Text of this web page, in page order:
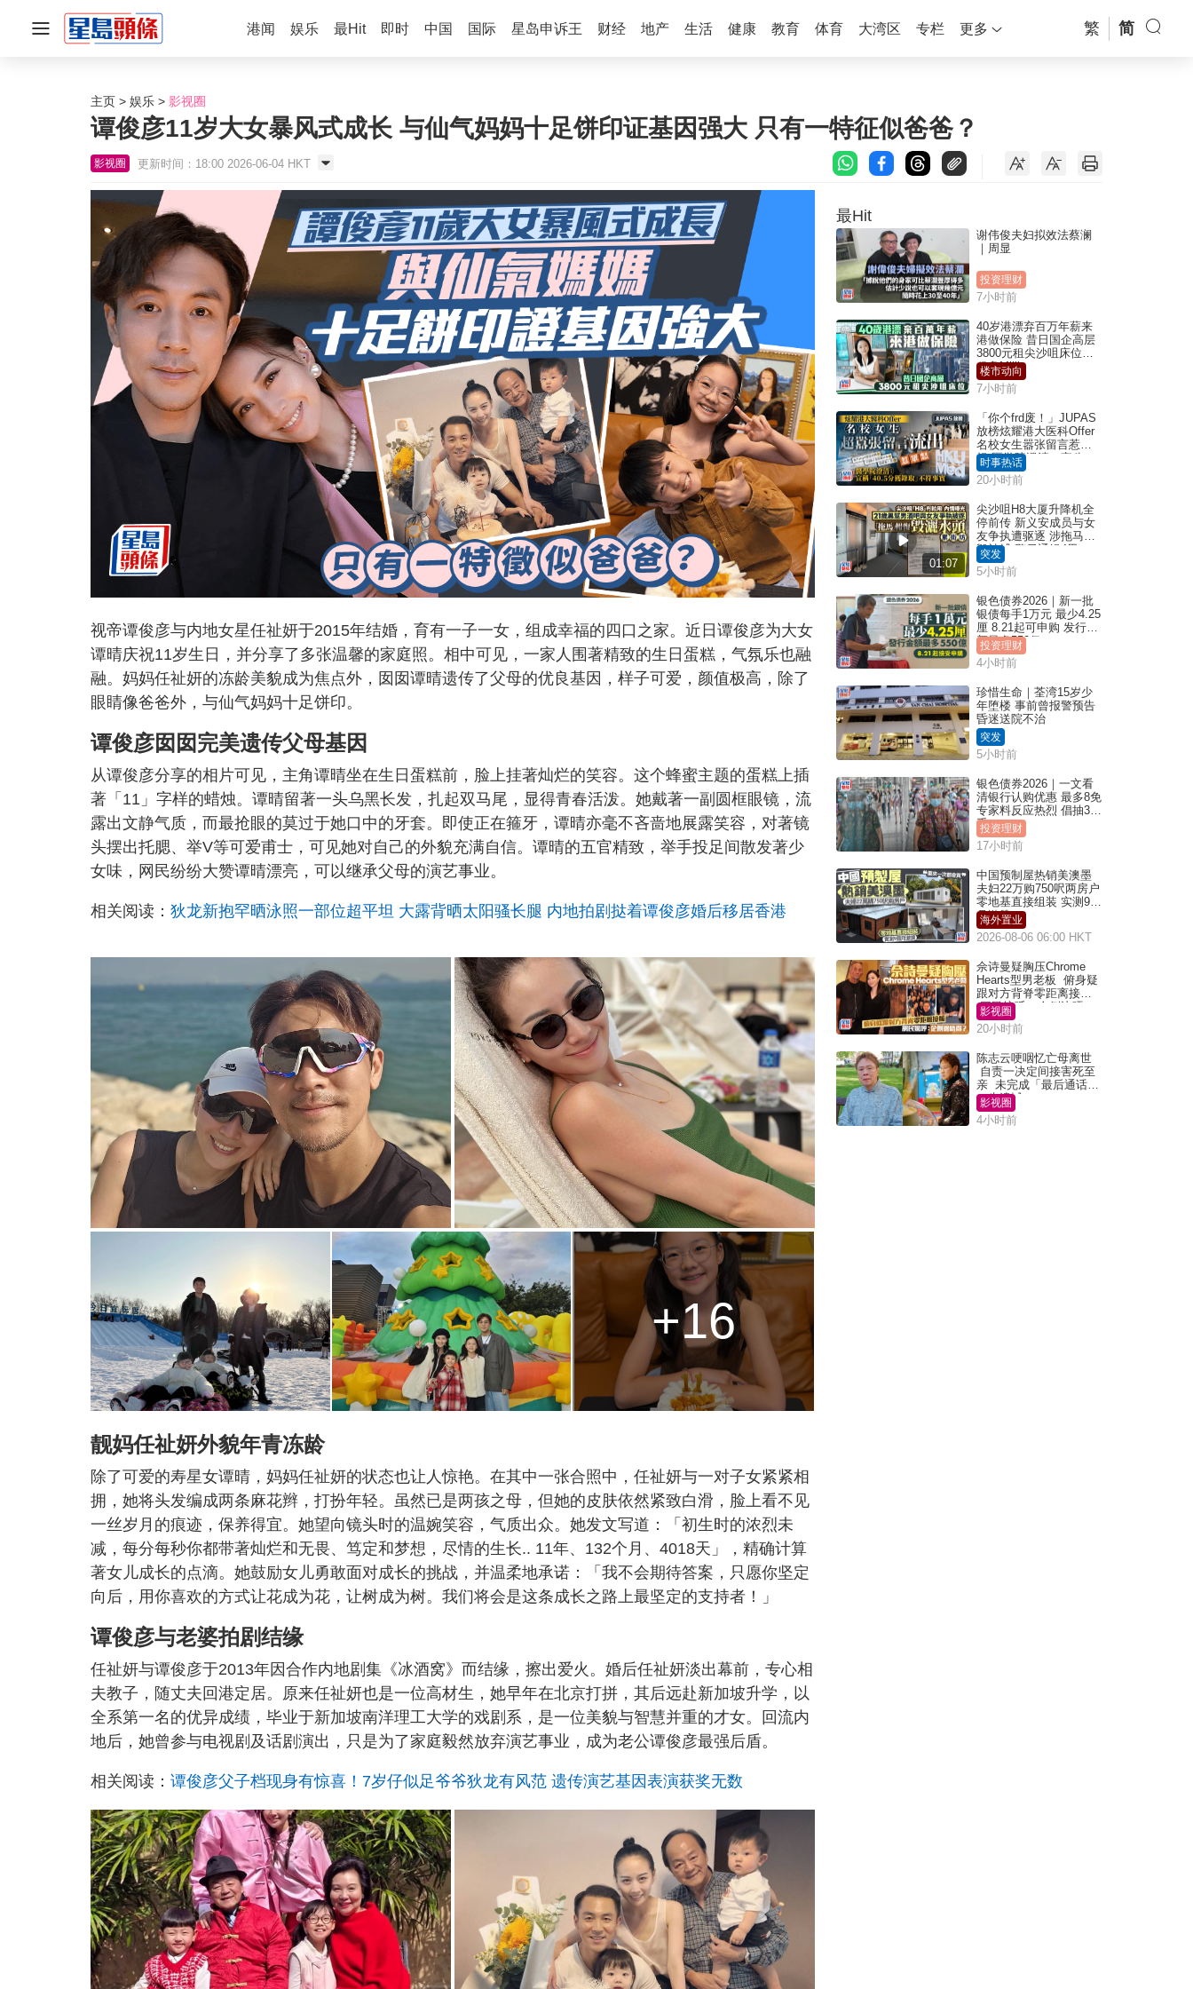
港闻 娱乐 最Hit 即时 中国 国际 星岛申诉王 财经 地产 生活 健康 教育 体育 大湾区 专栏 更多 繁 简
主页 娱乐 影视圈
谭俊彦11岁大女暴风式成长 与仙气妈妈十足饼印证基因强大 只有一特征似爸爸？
影视圈 更新时间：18:00 2026-06-04 HKT
视帝谭俊彦与内地女星任祉妍于2015年结婚，育有一子一女，组成幸福的四口之家。近日谭俊彦为大女
谭晴庆祝11岁生日，并分享了多张温馨的家庭照。相中可见，一家人围著精致的生日蛋糕，气氛乐也融
融。妈妈任祉妍的冻龄美貌成为焦点外，囡囡谭晴遗传了父母的优良基因，样子可爱，颜值极高，除了
眼睛像爸爸外，与仙气妈妈十足饼印。
谭俊彦囡囡完美遗传父母基因
从谭俊彦分享的相片可见，主角谭晴坐在生日蛋糕前，脸上挂著灿烂的笑容。这个蜂蜜主题的蛋糕上插
著「11」字样的蜡烛。谭晴留著一头乌黑长发，扎起双马尾，显得青春活泼。她戴著一副圆框眼镜，流
露出文静气质，而最抢眼的莫过于她口中的牙套。即使正在箍牙，谭晴亦毫不吝啬地展露笑容，对著镜
头摆出托腮、举V等可爱甫士，可见她对自己的外貌充满自信。谭晴的五官精致，举手投足间散发著少
女味，网民纷纷大赞谭晴漂亮，可以继承父母的演艺事业。
相关阅读： 狄龙新抱罕晒泳照一部位超平坦 大露背晒太阳骚长腿 内地拍剧挞着谭俊彦婚后移居香港
+16
靓妈任祉妍外貌年青冻龄
除了可爱的寿星女谭晴，妈妈任祉妍的状态也让人惊艳。在其中一张合照中，任祉妍与一对子女紧紧相
拥，她将头发编成两条麻花辫，打扮年轻。虽然已是两孩之母，但她的皮肤依然紧致白滑，脸上看不见
一丝岁月的痕迹，保养得宜。她望向镜头时的温婉笑容，气质出众。她发文写道：「初生时的浓烈未
减，每分每秒你都带著灿烂和无畏、笃定和梦想，尽情的生长.. 11年、132个月、4018天」，精确计算
著女儿成长的点滴。她鼓励女儿勇敢面对成长的挑战，并温柔地承诺：「我不会期待答案，只愿你坚定
向后，用你喜欢的方式让花成为花，让树成为树。我们将会是这条成长之路上最坚定的支持者！」
谭俊彦与老婆拍剧结缘
任祉妍与谭俊彦于2013年因合作内地剧集《冰酒窝》而结缘，擦出爱火。婚后任祉妍淡出幕前，专心相
夫教子，随丈夫回港定居。原来任祉妍也是一位高材生，她早年在北京打拼，其后远赴新加坡升学，以
全系第一名的优异成绩，毕业于新加坡南洋理工大学的戏剧系，是一位美貌与智慧并重的才女。回流内
地后，她曾参与电视剧及话剧演出，只是为了家庭毅然放弃演艺事业，成为老公谭俊彦最强后盾。
相关阅读： 谭俊彦父子档现身有惊喜！7岁仔似足爷爷狄龙有风范 遗传演艺基因表演获奖无数
最Hit
谢伟俊夫妇拟效法蔡澜
｜周显
投资理财
7小时前
40岁港漂弃百万年薪来
港做保险 昔日国企高层
3800元租尖沙咀床位｜
租盘Million
楼市动向
7小时前
「你个frd废！」JUPAS
放榜炫耀港大医科Offer
名校女生嚣张留言惹众
怒 医学院澄清：宣称
「40.5分获录取」不符事
实｜Juicy叮
时事热话
20小时前
01:07
尖沙咀H8大厦升降机全
停前传 新义安成员与女
友争执遭驱逐 涉拖马刑
毁被捕 警另通缉4男
突发
5小时前
银色债券2026｜新一批
银债每手1万元 最少4.25
厘 8.21起可申购 发行金
额最多550亿
投资理财
4小时前
珍惜生命｜荃湾15岁少
年堕楼 事前曾报警预告
昏迷送院不治
突发
5小时前
银色债券2026｜一文看
清银行认购优惠 最多8免
专家料反应热烈 倡抽30
手
投资理财
17小时前
中国预制屋热销美澳墨
夫妇22万购750呎两房户
零地基直接组装 实测9个
月激赞
海外置业
2026-08-06 06:00 HKT
佘诗曼疑胸压Chrome
Hearts型男老板 俯身疑
跟对方背脊零距离接触
网民惊呼：企侧边唔
得？
影视圈
20小时前
陈志云哽咽忆亡母离世
自责一决定间接害死至
亲 未完成「最后通话」
一生遗憾
影视圈
4小时前